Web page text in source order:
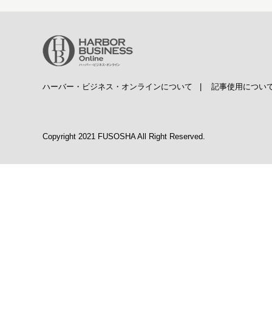
ハーバー・ビジネス・オンラインについて 記事使用につい
Copyright 2021 FUSOSHA All Right Reserved.